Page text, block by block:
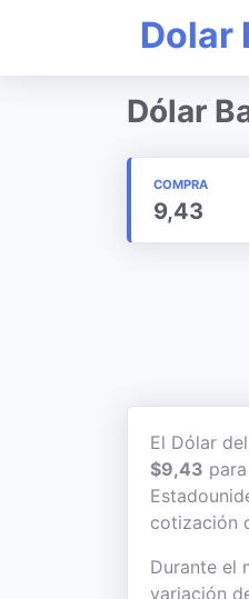
Dolar
Dólar
COMPRA
9,43
El Dólar
$9,43
cotización
Durante el
variación